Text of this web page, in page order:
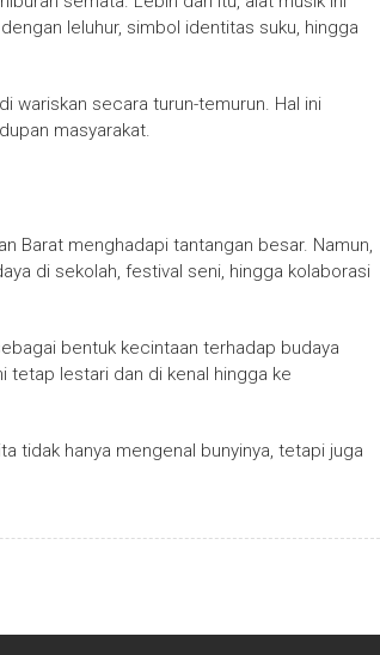
leluhur, simbol identitas suku, hingga
wariskan secara turun-temurun. Hal ini
masyarakat.
Barat menghadapi tantangan besar. Namun,
di sekolah, festival seni, hingga kolaborasi
bentuk kecintaan terhadap budaya
tetap lestari dan di kenal hingga ke
tidak hanya mengenal bunyinya, tetapi juga